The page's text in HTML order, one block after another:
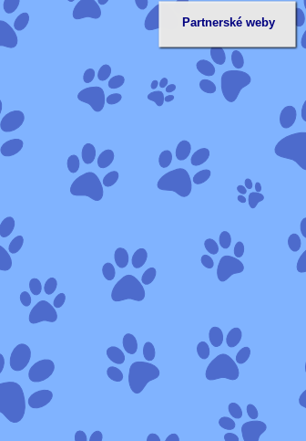
Partnerské weby